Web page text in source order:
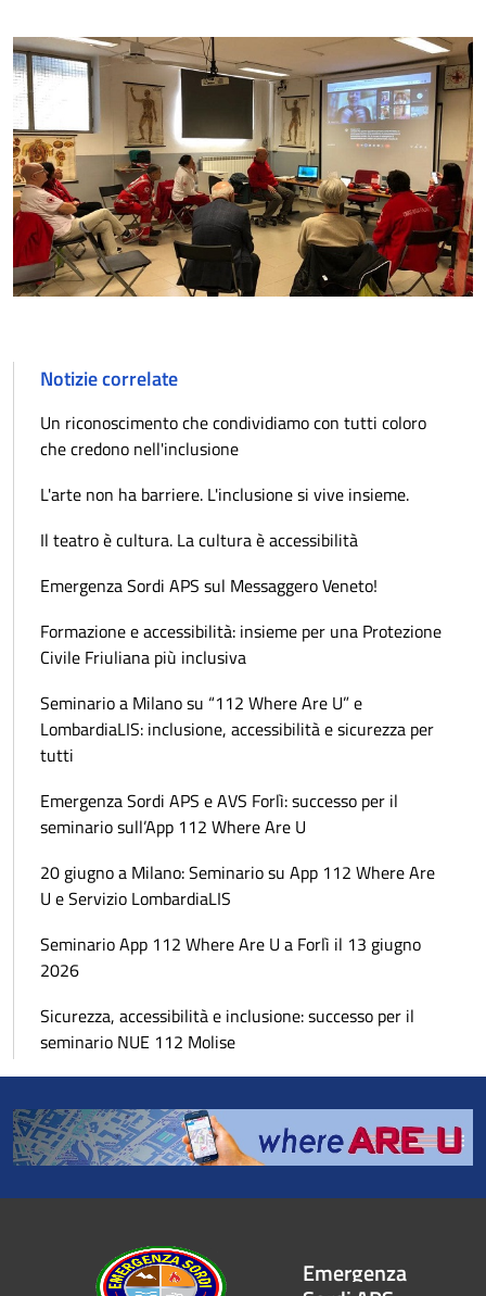
Notizie correlate
Un riconoscimento che condividiamo con tutti coloro
che credono nell'inclusione
L'arte non ha barriere. L'inclusione si vive insieme.
Il teatro è cultura. La cultura è accessibilità
Emergenza Sordi APS sul Messaggero Veneto!
Formazione e accessibilità: insieme per una Protezione
Civile Friuliana più inclusiva
Seminario a Milano su “112 Where Are U” e
LombardiaLIS: inclusione, accessibilità e sicurezza per
tutti
Emergenza Sordi APS e AVS Forlì: successo per il
seminario sull’App 112 Where Are U
20 giugno a Milano: Seminario su App 112 Where Are
U e Servizio LombardiaLIS
Seminario App 112 Where Are U a Forlì il 13 giugno
2026
Sicurezza, accessibilità e inclusione: successo per il
seminario NUE 112 Molise
Emergenza